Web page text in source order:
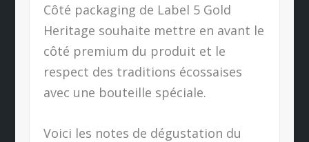
Côté packaging de Label 5 Gold
Heritage souhaite mettre en avant le
côté premium du produit et le
respect des traditions écossaises
avec une bouteille spéciale.
Voici les notes de dégustation du